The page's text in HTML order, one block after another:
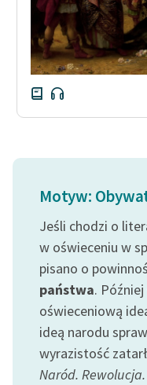
Motyw:
Jeśli chodzi o
w oświeceniu w
pisano o
państwa.
oświeceniową
ideą narodu
wyrazistość
Naród.